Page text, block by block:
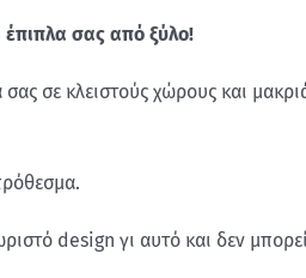
έπιπλα σας από ξύλο!
σας σε κλειστούς χώρους και
design γι αυτό και δεν